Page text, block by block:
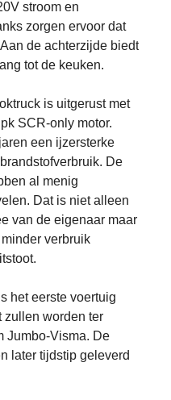
stroom en
zorgen ervoor dat
de achterzijde biedt
tot de keuken.
is uitgerust met
SCR-only motor.
een ijzersterke
De
al menig
Dat is niet alleen
van de eigenaar maar
verbruik
het eerste voertuig
zullen worden ter
Jumbo-Visma. De
later tijdstip geleverd